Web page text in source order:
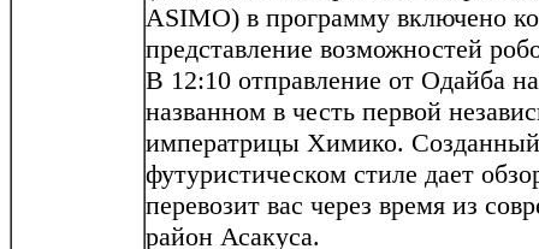
ASIMO) в программу включено
представление возможностей
В 12:10 отправление от Одайба
названном в честь первой
императрицы Химико.
футуристическом стиле дает
перевозит вас через время из
район Асакуса.